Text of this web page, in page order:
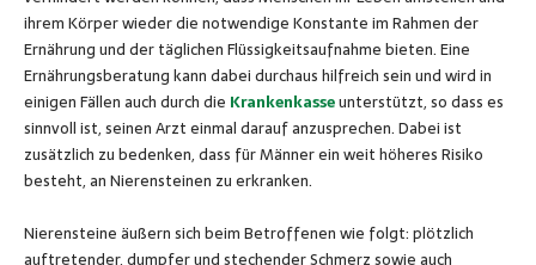
ihrem Körper wieder die notwendige Konstante im Rahmen der
Ernährung und der täglichen Flüssigkeitsaufnahme bieten. Eine
Ernährungsberatung kann dabei durchaus hilfreich sein und wird in
einigen Fällen auch durch die Krankenkasseunterstützt, so dass es
sinnvoll ist, seinen Arzt einmal darauf anzusprechen. Dabei ist
zusätzlich zu bedenken, dass für Männer ein weit höheres Risiko
besteht, an Nierensteinen zu erkranken.
Nierensteine äußern sich beim Betroffenen wie folgt: plötzlich
auftretender, dumpfer und stechender Schmerz sowie auch